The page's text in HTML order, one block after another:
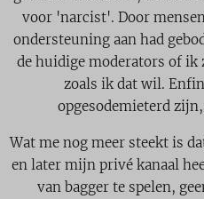
voor 'narcist'. Door
ondersteuning aan had
de huidige moderators of ik
zoals ik dat wil.
opgesodemieterd
Wat me nog meer steekt is
en later mijn privé kanaal
van bagger te spelen,